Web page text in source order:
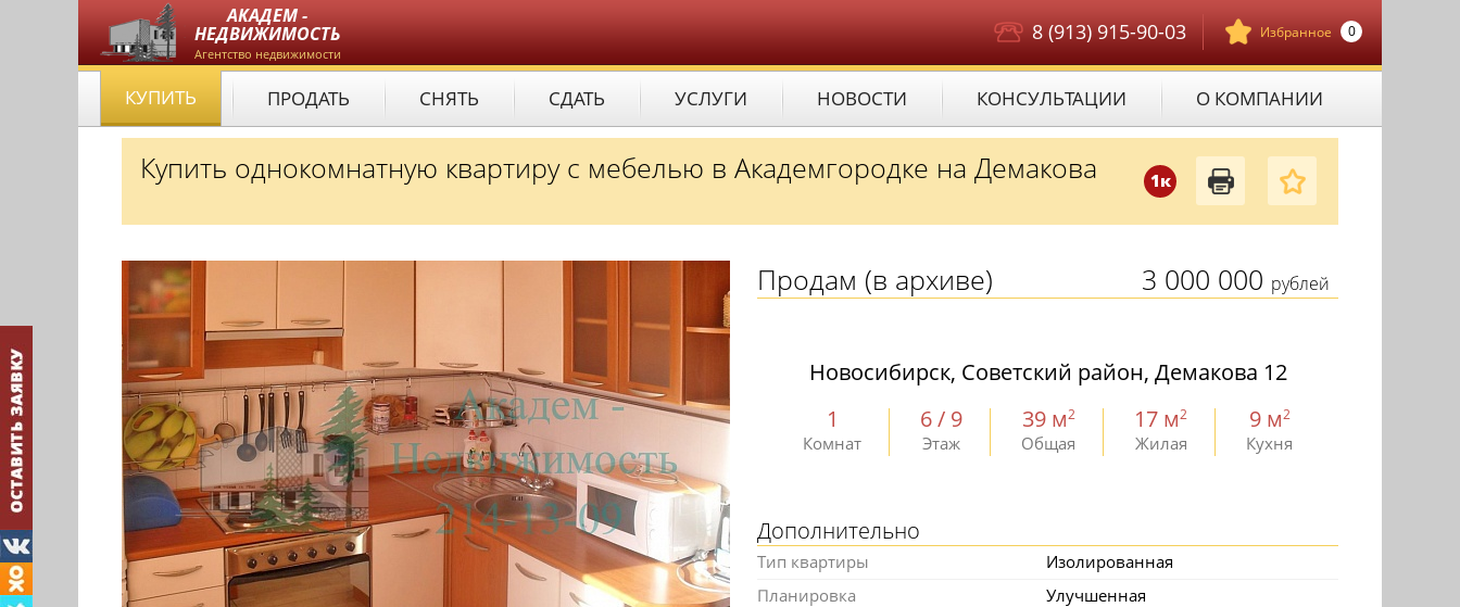
АКАДЕМ -
НЕДВИЖИМОСТЬ
Агентство недвижимости
Избранное 0
8 (913) 915-90-03
КУПИТЬ ПРОДАТЬ СНЯТЬ СДАТЬ УСЛУГИ НОВОСТИ КОНСУЛЬТАЦИИ О КОМПАНИИ
1к
Купить однокомнатную квартиру с мебелью в Академгородке на Демакова
3 000 000 рублей
Продам (в архиве)
Новосибирск, Советский район, Демакова 12
1
Комнат
6 / 9
Этаж
39 м2
Общая
17 м2
Жилая
9 м2
Кухня
Дополнительно
Тип квартиры
Изолированная
Планировка
Улучшенная